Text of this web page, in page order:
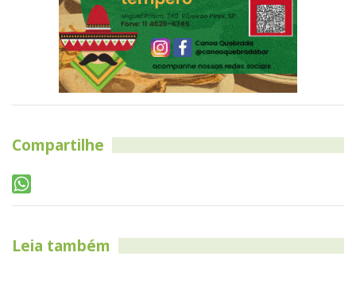
Compartilhe
Leia também